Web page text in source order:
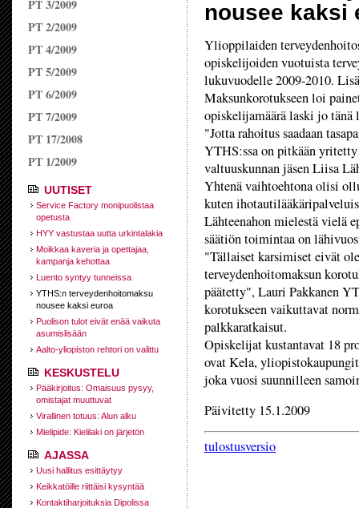
PT 3/2009
PT 2/2009
PT 4/2009
PT 5/2009
PT 6/2009
PT 7/2009
PT 17/2008
PT 1/2009
UUTISET
Service Factory monipuolistaa
opetusta
HYY vastustaa uutta urkintalakia
Moikkaa kaveria ja opettajaa,
kampanja kehottaa
Luento syntyy tunneissa
YTHS:n terveydenhoitomaksu
nousee kaksi euroa
Puolison tulot eivät enää vaikuta
asumislisään
Aalto-yliopiston rehtori on valittu
KESKUSTELU
Pääkirjoitus: Omaisuus pysyy,
omistajat muuttuvat
Virallinen totuus: Alun alku
Mielipide: Kielilaki on järjetön
AJASSA
Uusi hallitus esittäytyy
Keikkatöille riittäisi kysyntää
Kontaktiharjoituksia Dipolissa
nousee kaksi
Ylioppilaiden
opiskelijoiden vuotuista
lukuvuodelle 2009-2010.
Maksunkorotukseen loi
opiskelijamäärä laski jo tänä
"Jotta rahoitus saadaan
YTHS:ssa on pitkään
valtuuskunnan jäsen Liisa
Yhtenä vaihtoehtona olisi
kuten
Lähteenahon mielestä vielä
säätiön toimintaa on
"Tällaiset karsimiset eivät
terveydenhoitomaksun
päätetty", Lauri Pakkanen
korotukseen vaikuttavat
palkkaratkaisut.
Opiskelijat kustantavat 18
ovat Kela,
joka vuosi suunnilleen
Päivitetty 15.1.2009
tulostusversio